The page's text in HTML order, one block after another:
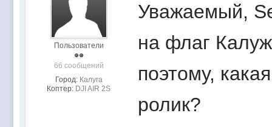
Пользователи
66 сообщений
Город: Калуга
Коптер: DJI AIR 2S
Уважаемый,
на флаг
поэтому,
ролик?